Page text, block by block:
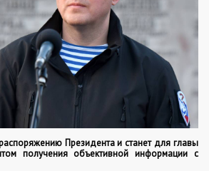
Президента и станет для главы
получения объективной информации с